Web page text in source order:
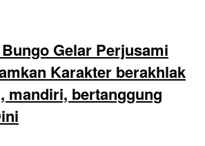
Gelar Perjusami
Karakter berakhlak
mandiri, bertanggung